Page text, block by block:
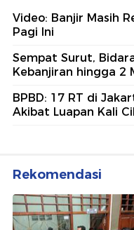
Video: Banjir Masih
Pagi Ini
Sempat Surut,
Kebanjiran hingga 2
BPBD: 17 RT di
Akibat Luapan Kali
Rekomendasi